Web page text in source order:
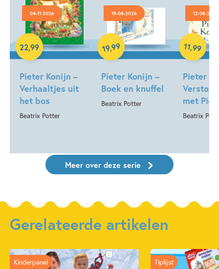
04-11-2026
Pieter Konijn –
Verhaaltjes uit
het bos
Beatrix Potter
22,99
Hardcover
19-08-2026
Pieter Konijn –
Boek en knuffel
Beatrix Potter
19,99
Hardcover
12-08-2026
Pieter
met
Beatrix
11,99
Hardcover
Meer over deze serie
Gerelateerde artikelen
Kinderpanel Tiplijst